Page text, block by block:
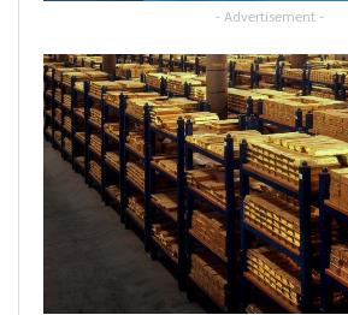
- Advertisement -